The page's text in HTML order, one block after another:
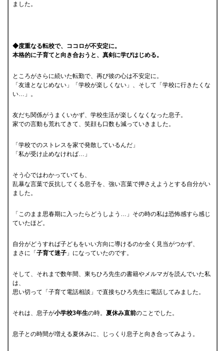
ました。
◆度重なる転校で、ココロが不安定に。
本格的に子育てと向き合おうと、真剣に学びはじめる。
ところがさらに続いた転勤で、再び彼の心は不安定に。
「友達となじめない」「学校が楽しくない」、そして「学校に行きたくな
い…」。
友だち関係がうまくいかず、学校生活が楽しくなくなった息子。
家での言動も荒れてきて、笑顔も口数も減っていきました。
「学校でのストレスを家で発散しているんだ」
「私が受け止めなければ…」
そう心ではわかっていても、
乱暴な言葉で反抗してくる息子を、強い言葉で押さえようとする自分がい
ました。
「このまま思春期に入ったらどうしよう…」その時の私は恐怖感すら感じ
ていたほど。
自分がどうすれば子どもをいい方向に導けるのか全く見当がつかず、
まさに「 子育て迷子 」になっていたのです。
そして、それまで数年間、東ちひろ先生の書籍やメルマガを読んでいた私
は、
思い切って「子育て電話相談」で直接ちひろ先生に電話してみました。
それは、息子が小学校3年生の時。 夏休み直前のことでした。
息子との時間が増える夏休みに、じっくり息子と向き合ってみよう。